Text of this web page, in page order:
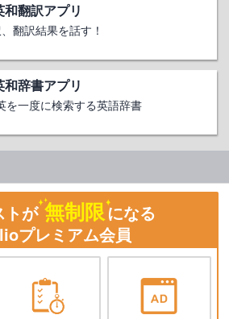
翻訳アプリ
翻訳結果を話す！
辞書アプリ
を一度に検索する英語辞書
トが 無制限になる
プレミアム会員